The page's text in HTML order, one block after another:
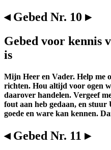
◂ Gebed Nr. 10 ▸
Gebed voor kennis
is
Mijn Heer en Vader. Help me
richten. Hou altijd voor ogen
daarover handelen. Vergeef
fout aan heb gedaan, en stuur
goede en ware kan kennen.
◂ Gebed Nr. 11 ▸